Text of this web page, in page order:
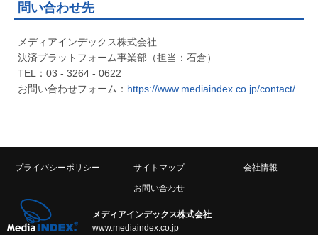
問い合わせ先
メディアインデックス株式会社
決済プラットフォーム事業部（担当：石倉）
TEL：03 - 3264 - 0622
お問い合わせフォーム： https://www.mediaindex.co.jp/contact/
プライバシーポリシー サイトマップ 会社情報
お問い合わせ
メディアインデックス株式会社
www.mediaindex.co.jp